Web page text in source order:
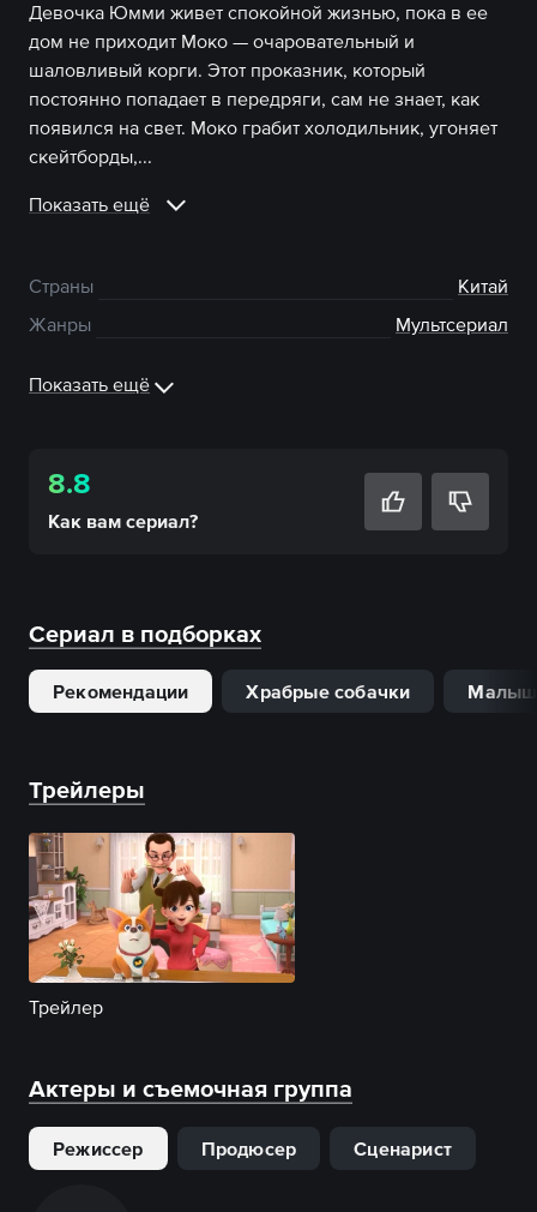
Девочка Юмми живет спокойной жизнью, пока в ее
дом не приходит Моко — очаровательный и
шаловливый корги. Этот проказник, который
постоянно попадает в передряги, сам не знает, как
появился на свет. Моко грабит холодильник, угоняет
скейтборды,...
Показать ещё
Страны
Китай
Жанры
Мультсериал
Показать ещё
8.8
Как вам сериал?
Сериал в подборках
Рекомендации Храбрые собачки
Трейлеры
Трейлер
Актеры и съемочная группа
Режиссер Продюсер Сценарист